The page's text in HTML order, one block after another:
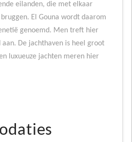
eilanden, die met elkaar
El Gouna wordt daarom
genoemd. Men treft hier
De jachthaven is heel groot
luxueuze jachten meren hier